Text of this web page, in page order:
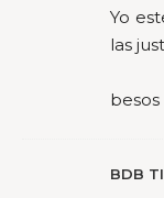
Yo
las
besos
BDB